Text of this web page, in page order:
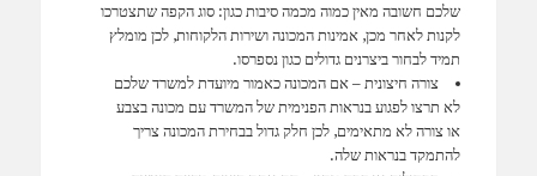
שלכם חשובה מאין כמוה מכמה סיבות כגון: סוג הקפה שתצטרכו
לקנות לאחר מכן, אמינות המכונה ושירות הלקוחות, לכן מומלץ
תמיד לבחור ביצרנים גדולים כגון נספרסו.
צורה חיצונית – אם המכונה כאמור מיועדת למשרד שלכם
לא תרצו לפגוע בנראות הפנימית של המשרד עם מכונה בצבע
או צורה לא מתאימים, לכן חלק גדול בבחירת המכונה צריך
להתמקד בנראות שלה.